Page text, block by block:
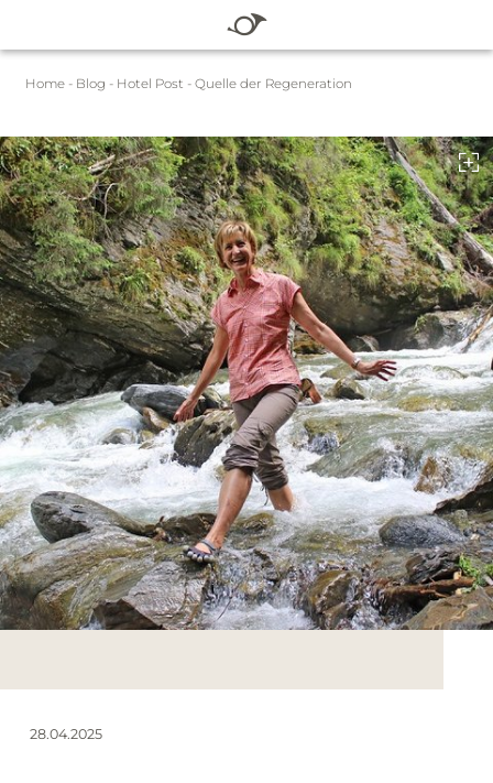
ZIMMER & PREISE
WELLNESS
SOMMER
WINTER
BLOG
SERVICE
Gutscheine Pauschalen Sommer
Winter
Home - Blog - Hotel Post - Quelle der Regeneration
28.04.2025